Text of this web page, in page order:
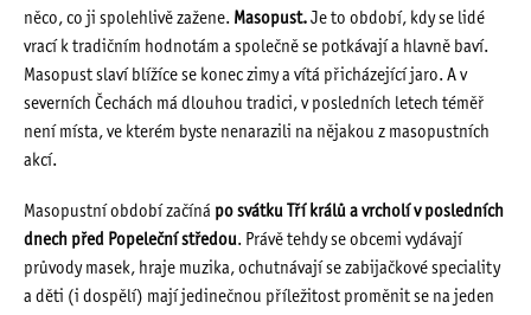
něco, co ji spolehlivě zažene. Masopust. Je to období, kdy se lidé
vrací k tradičním hodnotám a společně se potkávají a hlavně baví.
Masopust slaví blížíce se konec zimy a vítá přicházející jaro. A v
severních Čechách má dlouhou tradici, v posledních letech téměř
není místa, ve kterém byste nenarazili na nějakou z masopustních
akcí.
Masopustní období začíná po svátku Tří králů a vrcholí v posledních
dnech před Popeleční středou. Právě tehdy se obcemi vydávají
průvody masek, hraje muzika, ochutnávají se zabijačkové speciality
a děti (i dospělí) mají jedinečnou příležitost proměnit se na jeden